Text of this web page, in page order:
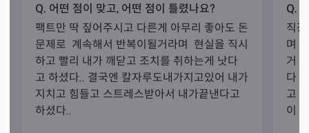
Q. 어떤 점이 맞고, 어떤 점이 틀렸나요?
팩트만 딱 짚어주시고 다른게 아무리 좋아도 돈
문제로  계속해서 반복이될거라며  현실을 직시
하고 빨리 내가 깨닫고 조치를 취하는게 낫다
고 하셨다.. 결국엔 칼자루도내가지고있어 내가
지치고 힘들고 스트레스받아서 내가끝낸다고
하셨다..
Q.
직
며
거
다 !
고
이